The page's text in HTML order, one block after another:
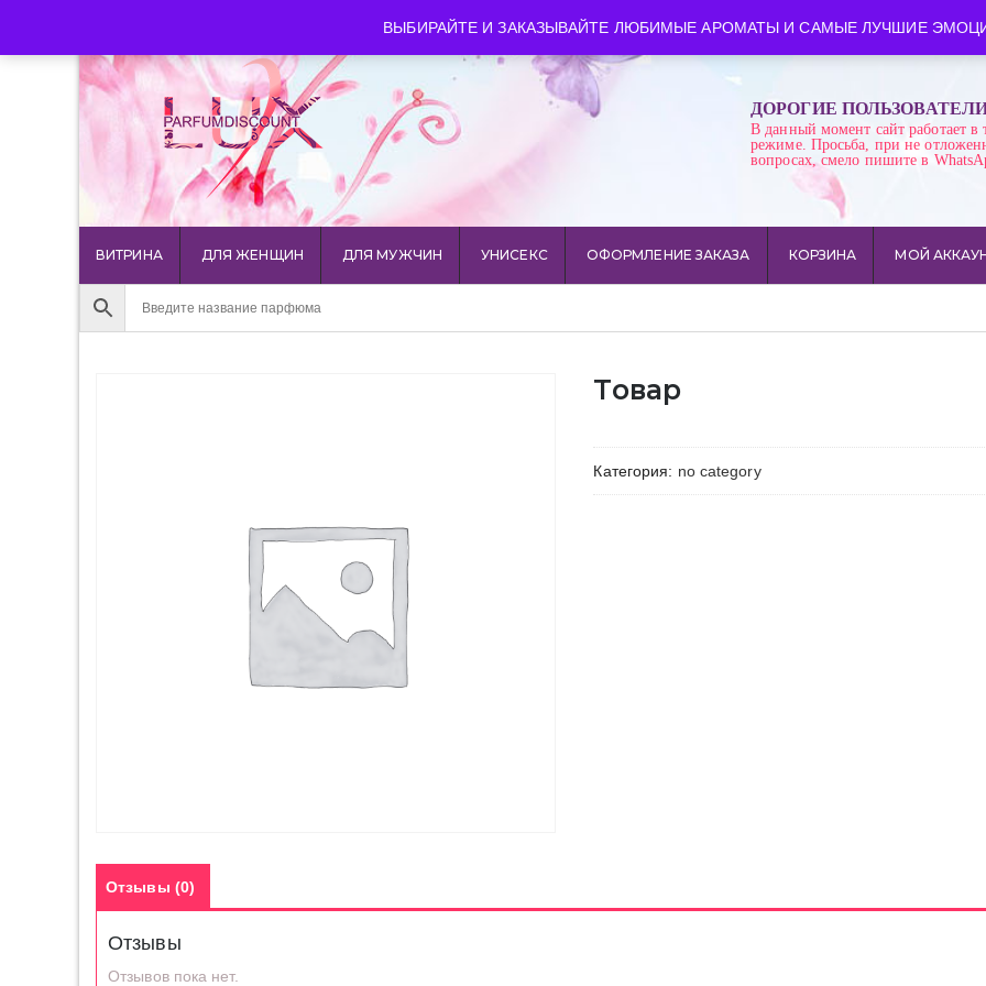
ВЫБИРАЙТЕ И ЗАКАЗЫВАЙТЕ ЛЮБИМЫЕ АРОМАТЫ И САМЫЕ ЛУЧШИЕ
+7 903 544 11 18 г. Москва Время работы: пн-сб 10:00-21:00
ДОРОГИЕ
В данный момент сайт работает в
режиме. Просьба, при не
вопросах, смело пишите в
ВИТРИНА ДЛЯ ЖЕНЩИН ДЛЯ МУЖЧИН УНИСЕКС ОФОРМЛЕНИЕ ЗАКАЗА КОРЗИНА МОЙ
Товар
Категория: no category
Отзывы (0)
Отзывы
Отзывов пока нет.